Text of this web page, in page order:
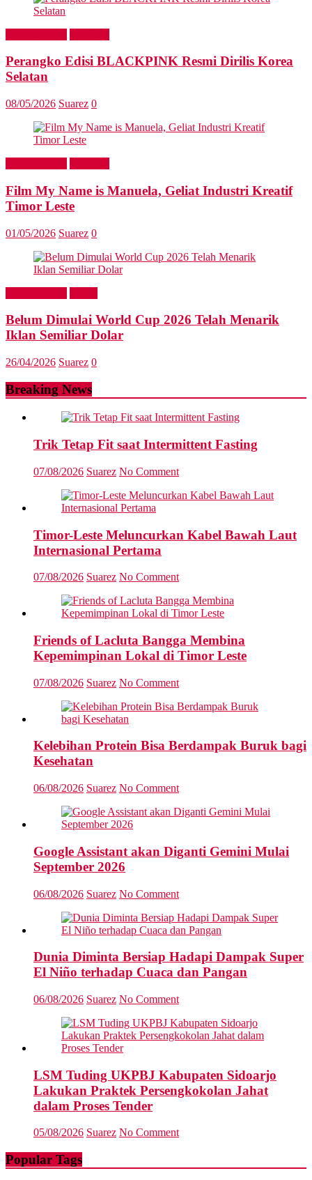
Perangko Edisi BLACKPINK Resmi Dirilis Korea
Selatan
08/05/2026 Suarez 0
Film My Name is Manuela, Geliat Industri Kreatif
Timor Leste
01/05/2026 Suarez 0
Belum Dimulai World Cup 2026 Telah Menarik
Iklan Semiliar Dolar
26/04/2026 Suarez 0
Breaking News
Trik Tetap Fit saat Intermittent Fasting
07/08/2026 Suarez No Comment
Timor-Leste Meluncurkan Kabel Bawah Laut
Internasional Pertama
07/08/2026 Suarez No Comment
Friends of Lacluta Bangga Membina
Kepemimpinan Lokal di Timor Leste
07/08/2026 Suarez No Comment
Kelebihan Protein Bisa Berdampak Buruk bagi
Kesehatan
06/08/2026 Suarez No Comment
Google Assistant akan Diganti Gemini Mulai
September 2026
06/08/2026 Suarez No Comment
Dunia Diminta Bersiap Hadapi Dampak Super
El Niño terhadap Cuaca dan Pangan
06/08/2026 Suarez No Comment
LSM Tuding UKPBJ Kabupaten Sidoarjo
Lakukan Praktek Persengkokolan Jahat
dalam Proses Tender
05/08/2026 Suarez No Comment
Popular Tags